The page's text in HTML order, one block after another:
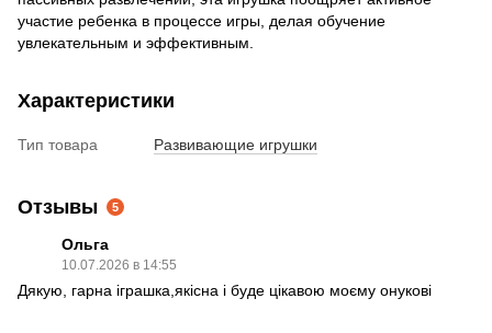
участие ребенка в процессе игры, делая обучение
увлекательным и эффективным.
Характеристики
Тип товара Развивающие игрушки
Отзывы 5
Ольга
10.07.2026 в 14:55
Дякую, гарна іграшка,якісна і буде цікавою моєму онукові